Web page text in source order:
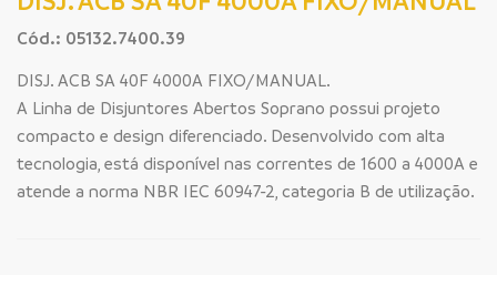
Cód.: 05132.7400.39
DISJ. ACB SA 40F 4000A FIXO/MANUAL.
A Linha de Disjuntores Abertos Soprano possui projeto
compacto e design diferenciado. Desenvolvido com alta
tecnologia, está disponível nas correntes de 1600 a 4000A e
atende a norma NBR IEC 60947-2, categoria B de utilização.